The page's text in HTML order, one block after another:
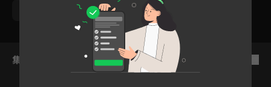
劉亦菲 王洛勇
集數列表